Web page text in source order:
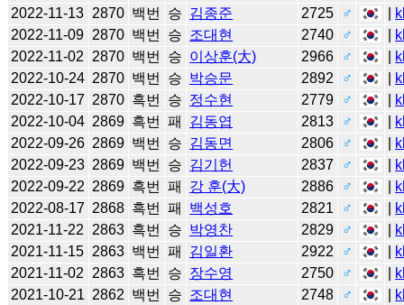
2022-11-13 2870 백번 승 김종준 2725 ♂
2022-11-09 2870 백번 승 조대현 2740 ♂
2022-11-02
2870 백번 승 이상훈(大) 2966 ♂
2022-10-24 2870 백번 승 박승문 2892 ♂
2022-10-17 2870 흑번 승 정수현 2779 ♂
2022-10-04 2869 흑번 패 김동엽 2813 ♂
2022-09-26 2869 백번 승 김동면 2806 ♂
2022-09-23 2869 백번 승 김기헌 2837 ♂
2022-09-22 2869 흑번 패 강 훈(大) 2886 ♂
2022-08-17 2868 흑번 패 백성호 2821 ♂
2021-11-22
2863 흑번 승 박영찬 2829 ♂
2021-11-15 2863 백번 패 김일환 2922 ♂
2021-11-02
2863 흑번 승 장수영 2750 ♂
2021-10-21 2862 백번 승 조대현 2748 ♂